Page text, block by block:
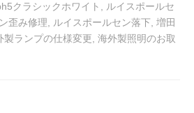
クラシックホワイト , ルイスポールセ
歪み修理, ルイスポールセン落下, 増田
製ランプの仕様変更, 海外製照明のお取